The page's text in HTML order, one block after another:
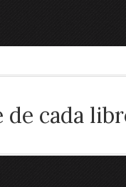
de cada